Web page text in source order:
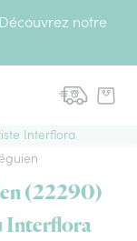
notre
Interflora
(22290)
Interflora